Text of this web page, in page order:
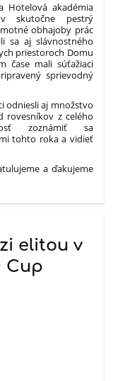
Hotelová akadémia
skutočne pestrý
obhajoby prác
sa aj slávnostného
priestoroch Domu
čase mali súťažiaci
sprievodný
odniesli aj množstvo
rovesníkov z celého
zoznámiť sa
tohto roka a vidieť
a ďakujeme
elitou v
Cup